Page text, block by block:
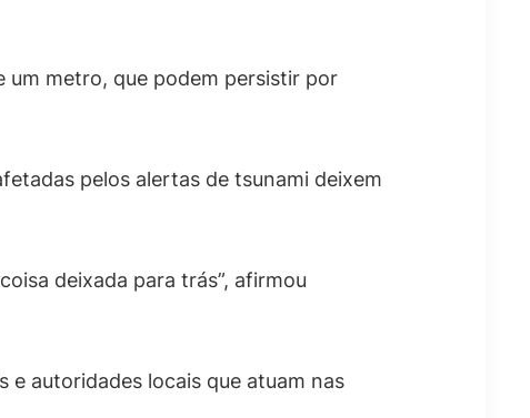
um metro, que podem persistir por
pelos alertas de tsunami deixem
deixada para trás”, afirmou
autoridades locais que atuam nas